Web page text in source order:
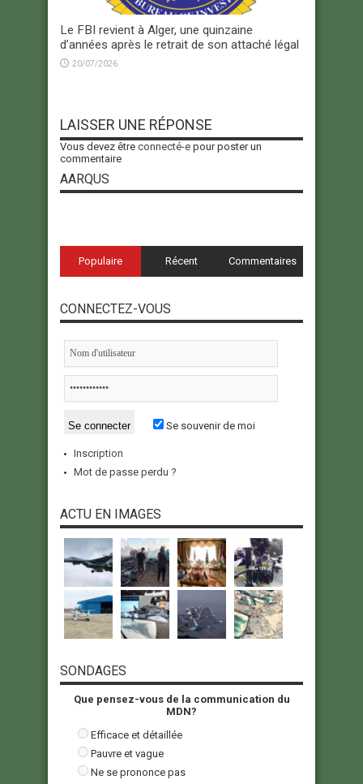
Le FBI revient à Alger, une quinzaine
d’années après le retrait de son attaché légal
20/07/2026
LAISSER UNE RÉPONSE
Vous devez être connecté-e pour poster un
commentaire
AARQUS
Populaire Récent Commentaires
CONNECTEZ-VOUS
Se souvenir de moi
Inscription
Mot de passe perdu ?
ACTU EN IMAGES
SONDAGES
Que pensez-vous de la communication du
MDN?
Efficace et détaillée
Pauvre et vague
Ne se prononce pas